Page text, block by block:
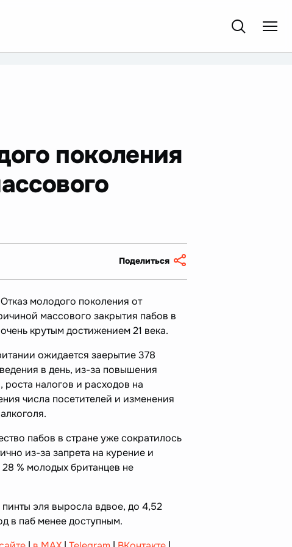
поколения
Поделиться
молодого поколения от
массового закрытия пабов в
крутым достижением 21 века.
ожидается заерытие 378
в день, из-за повышения
налогов и расходов на
числа посетителей и изменения
пабов в стране уже сократилось
из-за запрета на курение и
% молодых британцев не
эля выросла вдвое, до 4,52
в паб менее доступным.